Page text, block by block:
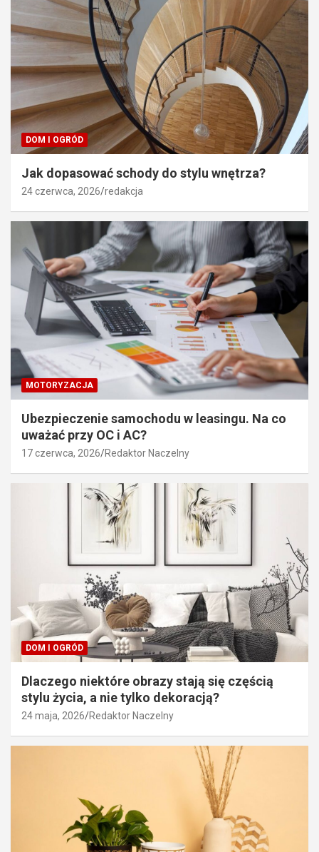
DOM I OGRÓD
Jak dopasować schody do stylu wnętrza?
24 czerwca, 2026 redakcja
MOTORYZACJA
Ubezpieczenie samochodu w leasingu. Na co
uważać przy OC i AC?
17 czerwca, 2026 Redaktor Naczelny
DOM I OGRÓD
Dlaczego niektóre obrazy stają się częścią
stylu życia, a nie tylko dekoracją?
24 maja, 2026 Redaktor Naczelny